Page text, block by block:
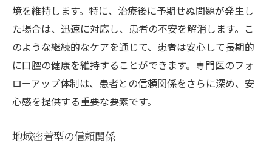
境を維持します。特に、治療後に予期せぬ問題が発生し
た場合は、迅速に対応し、患者の不安を解消します。こ
のような継続的なケアを通じて、患者は安心して長期的
に口腔の健康を維持することができます。専門医のフォ
ローアップ体制は、患者との信頼関係をさらに深め、安
心感を提供する重要な要素です。
地域密着型の信頼関係